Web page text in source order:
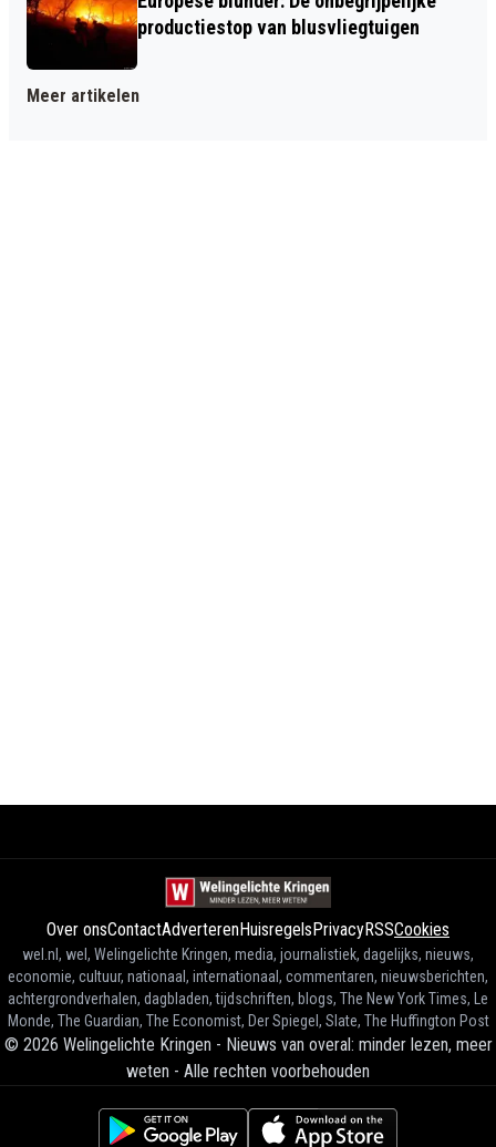
productiestop van blusvliegtuigen
Meer artikelen
Over onsContactAdverterenHuisregelsPrivacyRSSCookies
wel.nl, wel, Welingelichte Kringen, media, journalistiek, dagelijks, nieuws,
economie, cultuur, nationaal, internationaal, commentaren, nieuwsberichten,
achtergrondverhalen, dagbladen, tijdschriften, blogs, The New York Times, Le
Monde, The Guardian, The Economist, Der Spiegel, Slate, The Huffington Post
© 2026 Welingelichte Kringen - Nieuws van overal: minder lezen, meer
weten - Alle rechten voorbehouden